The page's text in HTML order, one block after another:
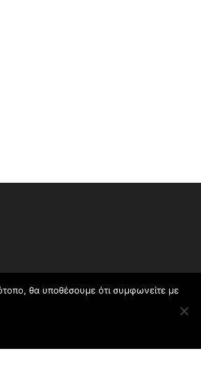
θα υποθέσουμε ότι συμφωνείτε με